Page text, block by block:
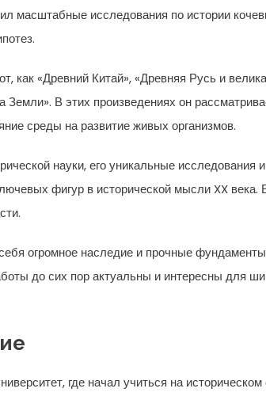
масштабные исследования по истории
как «Древний Китай», «Древняя Русь и
В этих произведениях он
среды на развитие живых организмов.
науки, его уникальные исследования
фигур в исторической мысли XX века.
огромное наследие и прочные
до сих пор актуальны и интересны для
где начал учиться на